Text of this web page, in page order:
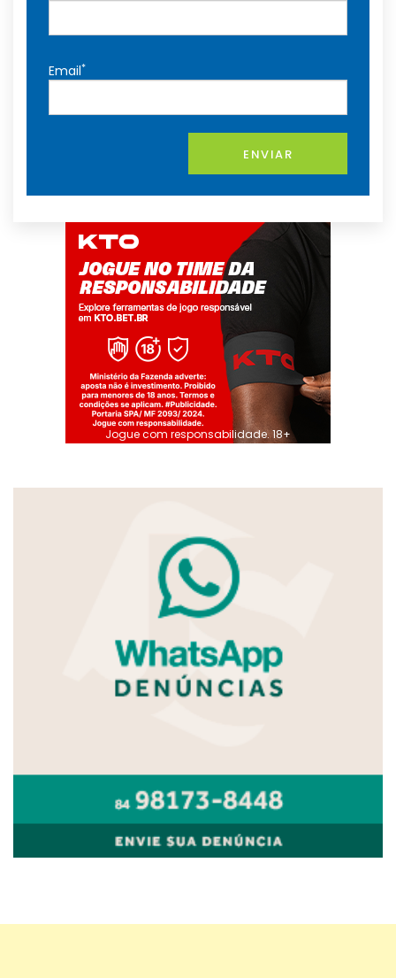
Email*
ENVIAR
Jogue com responsabilidade. 18+